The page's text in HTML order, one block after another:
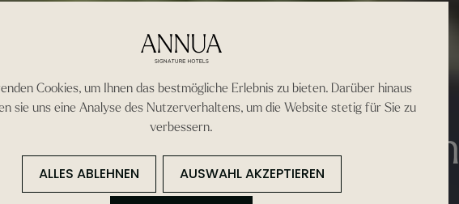
zwischen Vulkanen
Cookies, um Ihnen das bestmögliche Erlebnis zu bieten. Darüber hinaus
sie uns eine Analyse des Nutzerverhaltens, um die Website stetig für Sie zu
verbessern.
ALLES ABLEHNEN AUSWAHL AKZEPTIEREN